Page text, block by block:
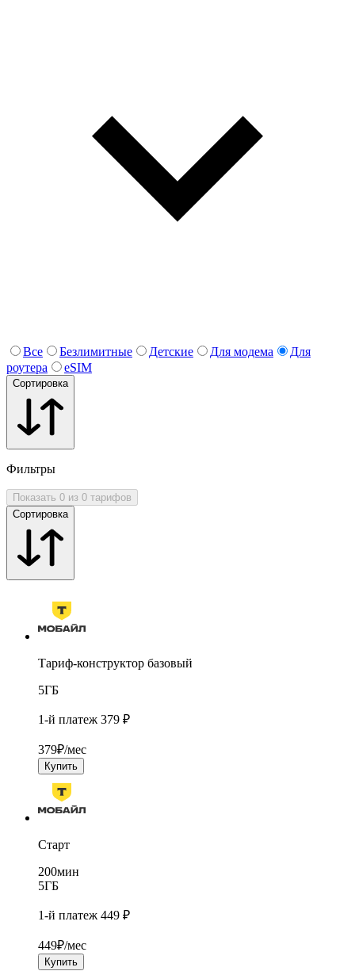
Все Безлимитные Детские Для модема
Для
роутера
eSIM
Сортировка
Фильтры
Показать 0 из 0 тарифов
Сортировка
Тариф-конструктор базовый
5ГБ
1-й платеж 379 ₽
379₽/мес
Купить
Старт
200мин
5ГБ
1-й платеж 449 ₽
449₽/мес
Купить